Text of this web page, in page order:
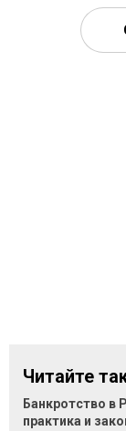
Читайте
Банкротство в
практика и